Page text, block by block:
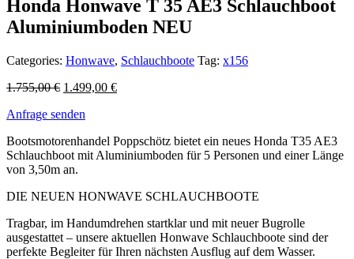
Honda Honwave T 35 AE3 Schlauchboot
Aluminiumboden NEU
Categories: Honwave, Schlauchboote Tag: x156
1.755,00€ 1.499,00 €
Anfrage senden
Bootsmotorenhandel Poppschötz bietet ein neues Honda T35 AE3
Schlauchboot mit Aluminiumboden für 5 Personen und einer Länge
von 3,50m an.
DIE NEUEN HONWAVE SCHLAUCHBOOTE
Tragbar, im Handumdrehen startklar und mit neuer Bugrolle
ausgestattet – unsere aktuellen Honwave Schlauchboote sind der
perfekte Begleiter für Ihren nächsten Ausflug auf dem Wasser.